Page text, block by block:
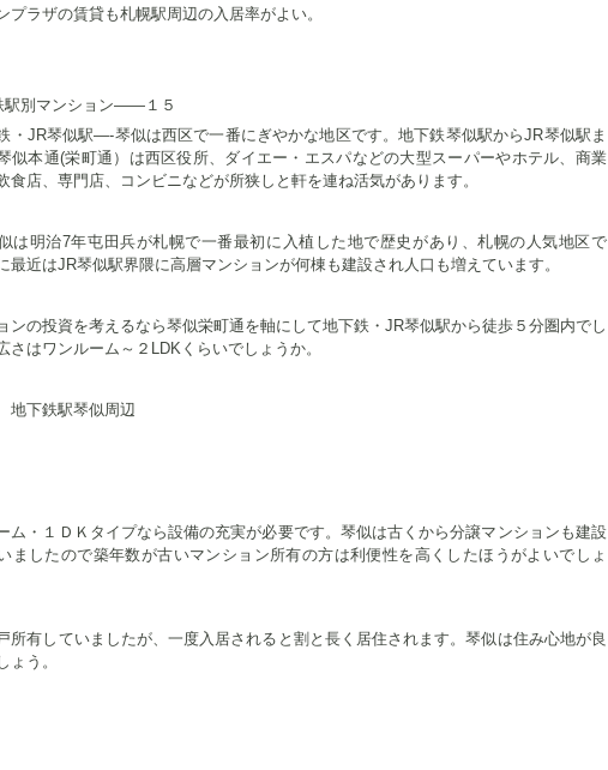
プラザの賃貸も札幌駅周辺の入居率がよい。
駅別マンション——１５
・JR琴似駅—-琴似は西区で一番にぎやかな地区です。地下鉄琴似駅からJR琴似駅ま
似本通(栄町通）は西区役所、ダイエー・エスパなどの大型スーパーやホテル、商業
食店、専門店、コンビニなどが所狭しと軒を連ね活気があります。
は明治7年屯田兵が札幌で一番最初に入植した地で歴史があり、札幌の人気地区で
最近はJR琴似駅界隈に高層マンションが何棟も建設され人口も増えています。
ンの投資を考えるなら琴似栄町通を軸にして地下鉄・JR琴似駅から徒歩５分圏内でし
さはワンルーム～２LDKくらいでしょうか。
駅琴似周辺
ム・１ＤＫタイプなら設備の充実が必要です。琴似は古くから分譲マンションも建設
ましたので築年数が古いマンション所有の方は利便性を高くしたほうがよいでしょ
所有していましたが、一度入居されると割と長く居住されます。琴似は住み心地が良
ょう。